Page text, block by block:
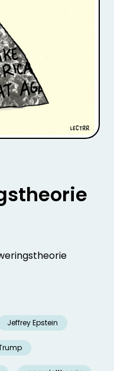
Jeffrey Epstein